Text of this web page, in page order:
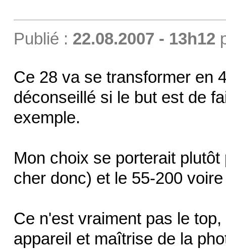
Publié : 22.08.2007 - 13h12
Ce 28 va se transformer en
déconseillé si le but est de
exemple.
Mon choix se porterait
cher donc) et le 55-200
Ce n'est vraiment pas le
appareil et maîtrise de la